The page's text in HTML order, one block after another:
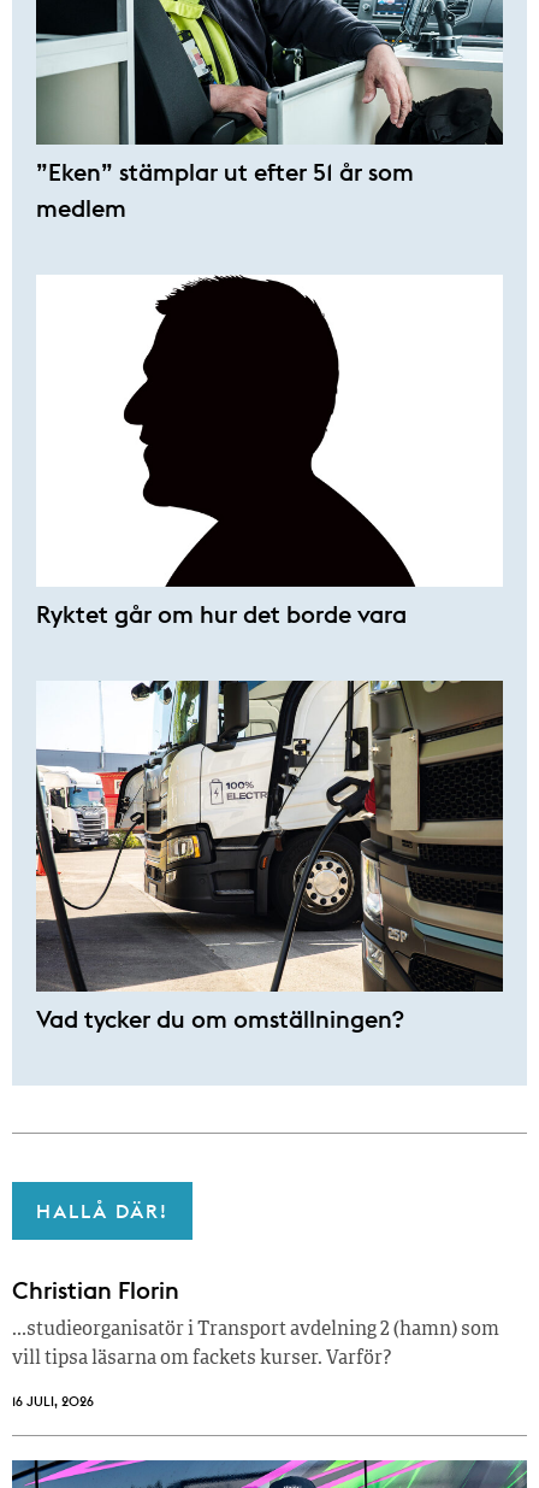
”Eken” stämplar ut efter 51 år som
medlem
Ryktet går om hur det borde vara
Vad tycker du om omställningen?
HALLÅ DÄR!
Christian Florin
…studieorganisatör i Transport avdelning 2 (hamn) som
vill tipsa läsarna om fackets kurser. Varför?
16 JULI, 2026